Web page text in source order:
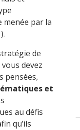
menée par la
de
vous devez
pensées,
et
au défis
qu’ils